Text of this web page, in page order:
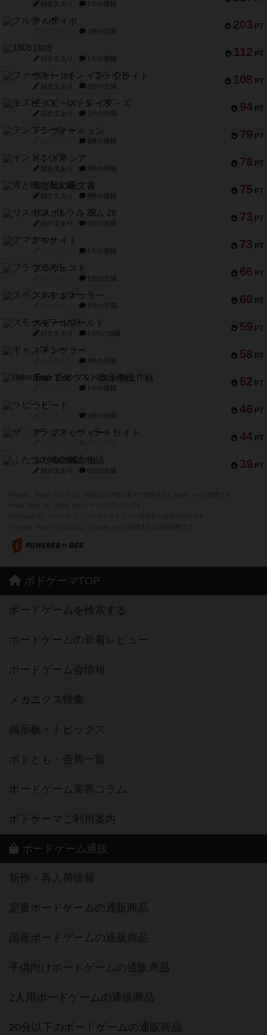
紹介文あり 1件の投稿
203 PT
クルティボ
1件の投稿
112 PT
1809
紹介文あり 1件の投稿
108 PT
ファースト・イン・フライト
紹介文あり 3件の投稿
94 PT
モズビ－ズ・レイダ－ズ
紹介文あり 1件の投稿
79 PT
テンプテーション
2件の投稿
78 PT
インドネシア
紹介文あり 2件の投稿
75 PT
宵と暁の呪文書
紹介文あり 8件の投稿
73 PT
リスボン・トラム 28
紹介文あり 9件の投稿
73 PT
アマナイト
1件の投稿
66 PT
ブラヴェスト
1件の投稿
60 PT
スペクタキュラー
1件の投稿
59 PT
スモールワールド
紹介文あり 13件の投稿
58 PT
ギャンブラー
2件の投稿
52 PT
Bitter End ブタペスト救出作戦
1件の投稿
46 PT
ラピード
1件の投稿
44 PT
ザ・フラッフィー・ライト
39 PT
ふたつの城の物語
紹介文あり 6件の投稿
ボドゲーマTOP
ボードゲームを検索する
ボードゲームの新着レビュー
ボードゲーム会情報
メカニクス特集
掲示板・トピックス
ボドとも・会員一覧
ボードゲーム業界コラム
ボドゲーマご利用案内
ボードゲーム通販
新作・再入荷情報
定番ボードゲームの通販商品
国産ボードゲームの通販商品
子供向けボードゲームの通販商品
2人用ボードゲームの通販商品
20分以下のボードゲームの通販商品